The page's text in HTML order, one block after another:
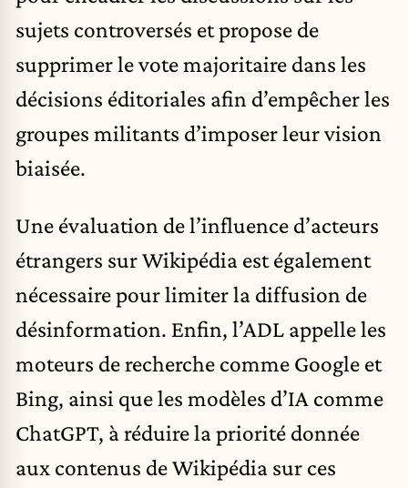
sujets controversés et propose de
supprimer le vote majoritaire dans les
décisions éditoriales afin d’empêcher les
groupes militants d’imposer leur vision
biaisée.
Une évaluation de l’influence d’acteurs
étrangers sur Wikipédia est également
nécessaire pour limiter la diffusion de
désinformation. Enfin, l’ADL appelle les
moteurs de recherche comme Google et
Bing, ainsi que les modèles d’IA comme
ChatGPT, à réduire la priorité donnée
aux contenus de Wikipédia sur ces